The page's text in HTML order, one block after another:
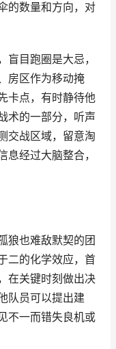
的数量和方向，对
目跑圈是大忌，
房区作为移动掩
卡点，有时静待他
术的一部分，听声
交战区域，留意淘
经过大脑整合，
狼也难敌默契的团
二的化学效应，首
在关键时刻做出决
队员可以提出建
不一而错失良机或